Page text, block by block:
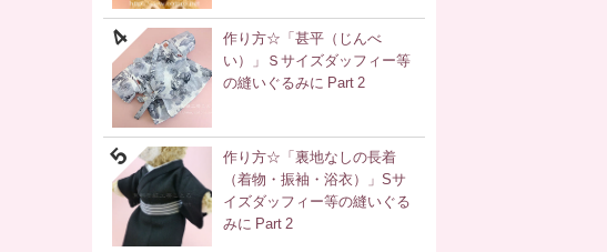
作り方☆「甚平（じんべ
い）」Ｓサイズダッフィー等
の縫いぐるみに Part 2
作り方☆「裏地なしの長着
（着物・振袖・浴衣）」Sサ
イズダッフィー等の縫いぐる
みに Part 2